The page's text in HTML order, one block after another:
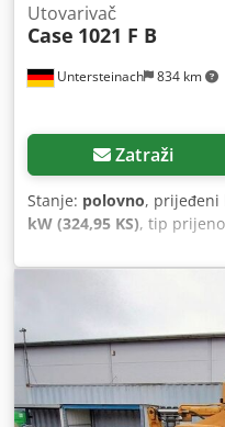
Untersteinach 834 km
Utovarivač
Case 1021 F B
Zatraži
Stanje: polovno, prijeđeni
kW (324,95 KS), tip
, prva
izgradnje:2013, Oprema: